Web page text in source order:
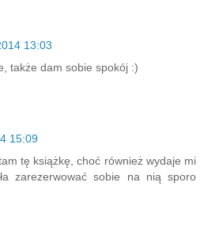
13:03
także dam sobie spokój :)
15:09
tę książkę, choć również wydaje mi
zarezerwować sobie na nią sporo